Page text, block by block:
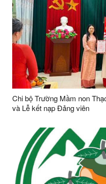
Chi bộ Trường Mầm non
và Lễ kết nạp Đảng viên